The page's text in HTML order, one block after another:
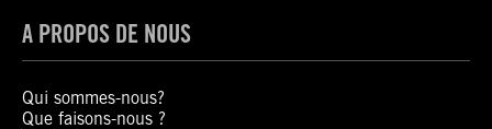
A PROPOS DE NOUS
Qui sommes-nous?
Que faisons-nous ?